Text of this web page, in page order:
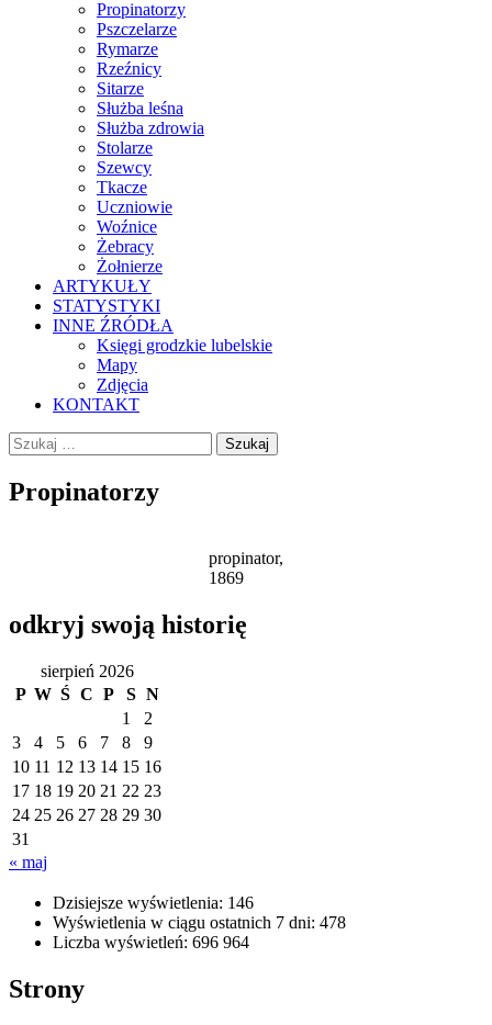
Propinatorzy
Pszczelarze
Rymarze
Rzeźnicy
Sitarze
Służba leśna
Służba zdrowia
Stolarze
Szewcy
Tkacze
Uczniowie
Woźnice
Żebracy
Żołnierze
ARTYKUŁY
STATYSTYKI
INNE ŹRÓDŁA
Księgi grodzkie lubelskie
Mapy
Zdjęcia
KONTAKT
Szukaj:
Propinatorzy
propinator,
1869
odkryj swoją historię
sierpień 2026
P W Ś C P S N
1
2
3
4 5 6 7 8
9
10 11 12 13 14 15 16
17 18 19 20 21 22 23
24 25 26 27 28 29 30
31
« maj
Dzisiejsze wyświetlenia: 146
Wyświetlenia w ciągu ostatnich 7 dni: 478
Liczba wyświetleń: 696 964
Strony